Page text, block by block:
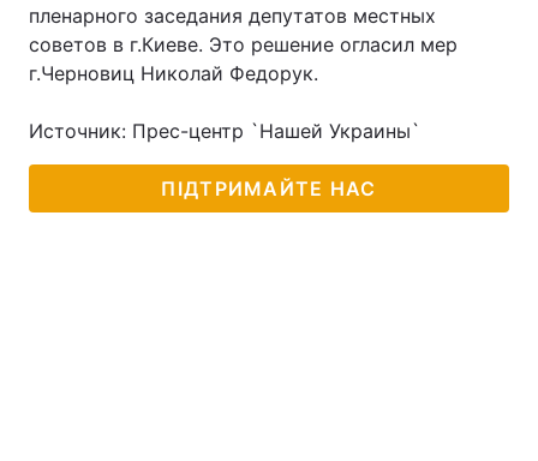
пленарного заседания депутатов местных
советов в г.Киеве. Это решение огласил мер
г.Черновиц Николай Федорук.
Источник: Прес-центр `Нашей Украины`
ПІДТРИМАЙТЕ НАС